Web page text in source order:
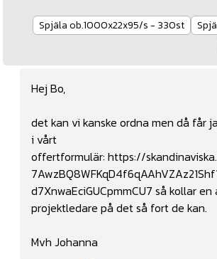
Spjäla ob.1000x22x95/s - 330st
Hej Bo,
det kan vi kanske ordna men då får
i vårt
offertformulär: https://
d7XnwaEciGUCpmmCU7 så kollar en
projektledare på det så fort de kan.
Mvh Johanna